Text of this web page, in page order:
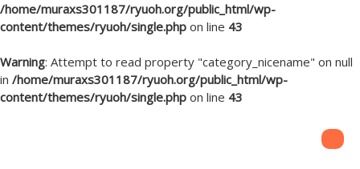
/home/muraxs301187/ryuoh.org/public_html/wp-
content/themes/ryuoh/single.php on line 43
Warning: Attempt to read property "category_nicename" on null
in /home/muraxs301187/ryuoh.org/public_html/wp-
content/themes/ryuoh/single.php on line 43